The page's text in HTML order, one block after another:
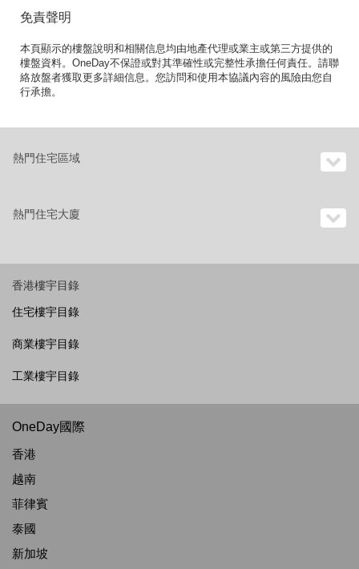
免責聲明
本頁顯示的樓盤說明和相關信息均由地產代理或業主或第三方提供的
樓盤資料。OneDay不保證或對其準確性或完整性承擔任何責任。請聯
絡放盤者獲取更多詳細信息。您訪問和使用本協議內容的風險由您自
行承擔。
熱門住宅區域
熱門住宅大廈
香港樓宇目錄
住宅樓宇目錄
商業樓宇目錄
工業樓宇目錄
OneDay國際
香港
越南
菲律賓
泰國
新加坡